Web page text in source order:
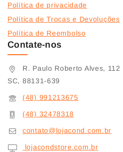
Política de privacidade
Política de Trocas e Devoluções
Política de Reembolso
Contate-nos
R. Paulo Roberto Alves,
SC, 88131-639
(48) 991213675
(48) 32478318
contato@lojacond.com.br
lojacondstore.com.br